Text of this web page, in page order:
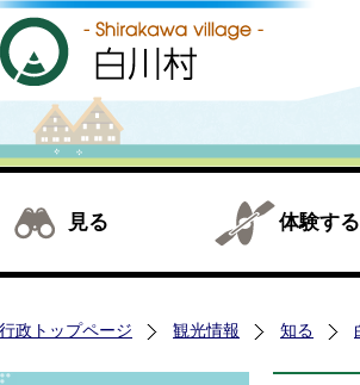
見る 体験する
行政トップページ 観光情報 知る